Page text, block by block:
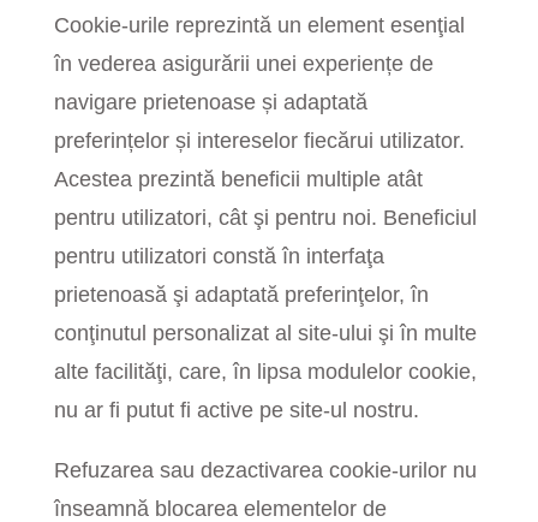
Cookie-urile reprezintă un element esenţial
în vederea asigurării unei experiențe de
navigare prietenoase și adaptată
preferințelor și intereselor fiecărui utilizator.
Acestea prezintă beneficii multiple atât
pentru utilizatori, cât şi pentru noi. Beneficiul
pentru utilizatori constă în interfaţa
prietenoasă şi adaptată preferinţelor, în
conţinutul personalizat al site-ului şi în multe
alte facilităţi, care, în lipsa modulelor cookie,
nu ar fi putut fi active pe site-ul nostru.
Refuzarea sau dezactivarea cookie-urilor nu
înseamnă blocarea elementelor de